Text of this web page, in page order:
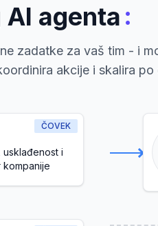
agenta :
zadatke za vaš tim - i
akcije i skalira po
ČOVEK
i
kompanije